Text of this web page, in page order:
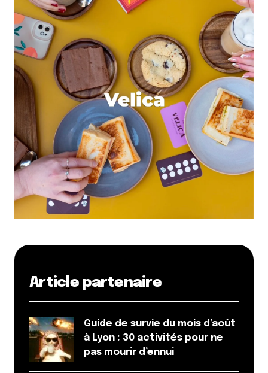
Article partenaire
Guide de survie du mois d’août
à Lyon : 30 activités pour ne
pas mourir d’ennui